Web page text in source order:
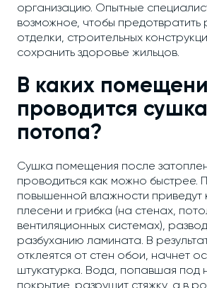
организацию. Опытные
возможное, чтобы предотвратить
отделки, строительных
сохранить здоровье жильцов.
В каких
проводится
потопа?
Сушка помещения после
проводиться как можно быстрее.
повышенной влажности приведут
плесени и грибка (на стенах,
вентиляционных системах),
разбуханию ламината. В
отклеятся от стен обои, начнет
штукатурка. Вода, попавшая под